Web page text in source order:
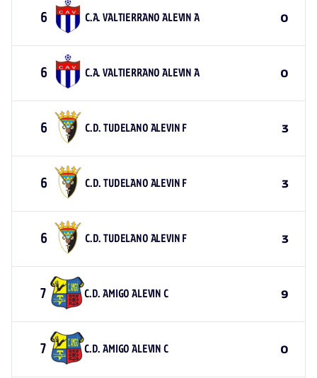
6 C.A. VALTIERRANO ALEVIN A 0
6 C.A. VALTIERRANO ALEVIN A 0
6 C.D. TUDELANO ALEVIN F 3
6 C.D. TUDELANO ALEVIN F 3
6 C.D. TUDELANO ALEVIN F 3
7 C.D. AMIGO ALEVIN C 9
7 C.D. AMIGO ALEVIN C 0